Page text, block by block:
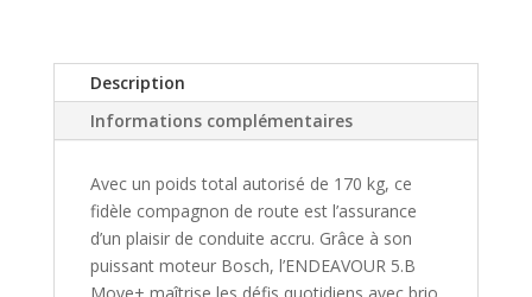
Description
Informations complémentaires
Avec un poids total autorisé de 170 kg, ce
fidèle compagnon de route est l’assurance
d’un plaisir de conduite accru. Grâce à son
puissant moteur Bosch, l’ENDEAVOUR 5.B
Move+ maîtrise les défis quotidiens avec brio